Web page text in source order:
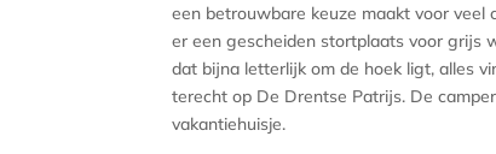
een betrouwbare keuze maakt voor veel
er een gescheiden stortplaats voor grijs
dat bijna letterlijk om de hoek ligt, alles
terecht op De Drentse Patrijs. De
vakantiehuisje.